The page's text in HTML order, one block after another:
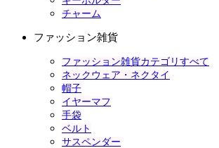
チャーム
ファッション雑貨
ファッション雑貨カテゴリすべて
ネックウェア・ネクタイ
帽子
イヤーマフ
手袋
ベルト
サスペンダー